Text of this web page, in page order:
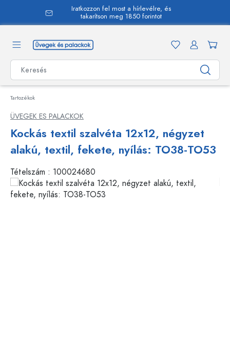
Iratkozzon fel most a hírlevélre, és
takarítson meg 1850 forintot
Tartozékok
ÜVEGEK ES PALACKOK
Kockás textil szalvéta 12x12, négyzet
alakú, textil, fekete, nyílás: TO38-TO53
Tételszám : 100024680